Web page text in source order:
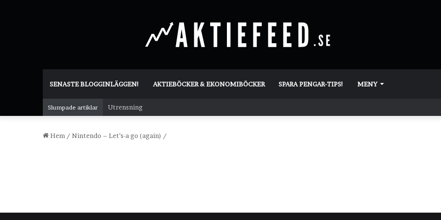
SENASTE BLOGGINLÄGGEN! AKTIEBÖCKER & EKONOMIBÖCKER SPARA PENGAR-TIPS! MENY
Slumpade artiklar Utrensning
Hem / Nintendo – Let’s-a go (again) /